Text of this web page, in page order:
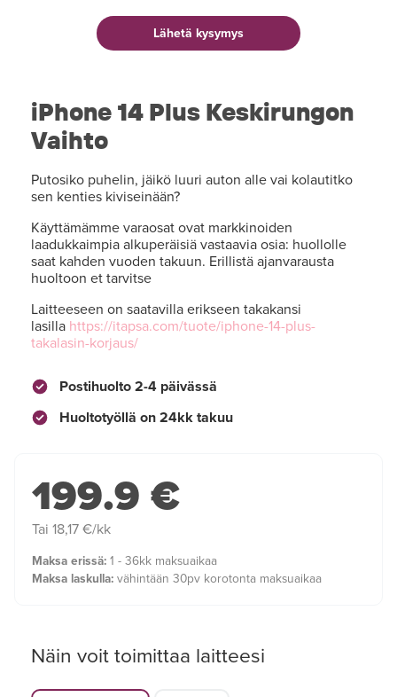
iPhone 14 Plus Keskirungon
Vaihto
Putosiko puhelin, jäikö luuri auton alle vai kolautitko
sen kenties kiviseinään?
Käyttämämme varaosat ovat markkinoiden
laadukkaimpia alkuperäisiä vastaavia osia: huollolle
saat kahden vuoden takuun. Erillistä ajanvarausta
huoltoon et tarvitse
Laitteeseen on saatavilla erikseen takakansi
lasilla https://itapsa.com/tuote/iphone-14-plus-
takalasin-korjaus/
Postihuolto 2-4 päivässä
Huoltotyöllä on 24kk takuu
199.9 €
Tai 18,17 €/kk
Maksa erissä: 1 - 36kk maksuaikaa
Maksa laskulla: vähintään 30pv korotonta maksuaikaa
Näin voit toimittaa laitteesi